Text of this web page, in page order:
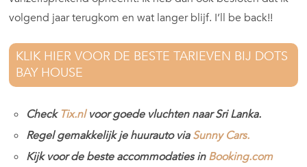
volgend jaar terugkom en wat langer blijf. I’ll be back!!
KLIK HIER VOOR DE BESTE TARIEVEN BIJ DOTS
BAY HOUSE
CheckTix.nl voor goede vluchten naar Sri Lanka.
Regel gemakkelijk je huurauto viaSunny Cars.
Kijk voor de beste accommodaties inBooking.com